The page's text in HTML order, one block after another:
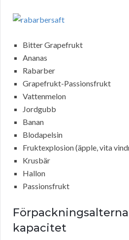
Bitter Grapefrukt
Ananas
Rabarber
Grapefrukt-Passionsfrukt
Vattenmelon
Jordgubb
Banan
Blodapelsin
Fruktexplosion (äpple, vita
Krusbär
Hallon
Passionsfrukt
kapacitet